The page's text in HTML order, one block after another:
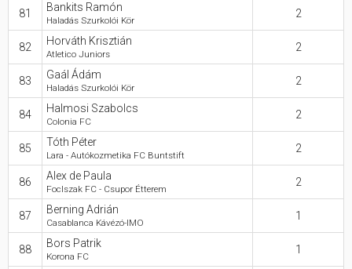
81 Bankits Ramón
Haladás Szurkolói Kör
2
82 Horváth Krisztián
Atletico Juniors
2
83 Gaál Ádám
Haladás Szurkolói Kör
2
84 Halmosi Szabolcs
Colonia FC
2
85 Tóth Péter
Lara - Autókozmetika FC Buntstift
2
86 Alex de Paula
FocIszak FC - Csupor Étterem
2
87 Berning Adrián
Casablanca Kávézó-IMO
1
88 Bors Patrik
Korona FC
1